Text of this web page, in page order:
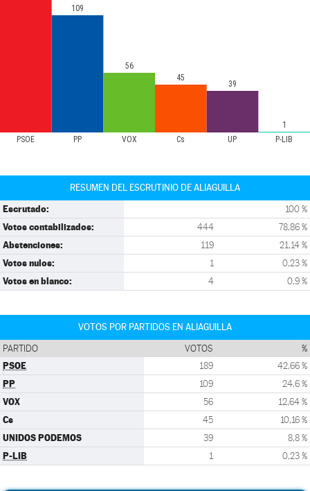
PSOE PP VOX Cs UP P-LIB
109
56
45
39
1
RESUMEN DEL ESCRUTINIO DE ALIAGUILLA
Escrutado: 100 %
Votos contabilizados: 444 78,86 %
Abstenciones: 119 21,14 %
Votos nulos: 1 0,23 %
Votos en blanco: 4 0,9 %
VOTOS POR PARTIDOS EN ALIAGUILLA
PARTIDO VOTOS %
PSOE 189 42,66 %
PP 109 24,6 %
VOX 56 12,64 %
Cs 45 10,16 %
UNIDOS PODEMOS 39 8,8 %
P-LIB 1 0,23 %